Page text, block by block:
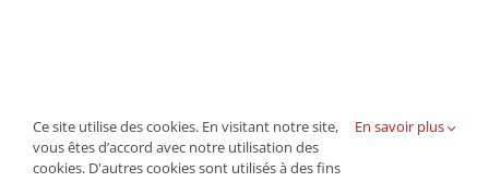
Ce site utilise des cookies. En visitant notre site,
vous êtes d’accord avec notre utilisation des
cookies. D'autres cookies sont utilisés à des fins
En savoir plus